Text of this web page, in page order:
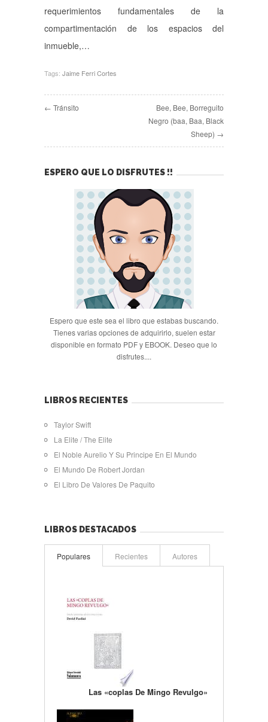
requerimientos fundamentales de la
compartimentación de los espacios del
inmueble,…
Tags: Jaime Ferri Cortes
← Tránsito
Bee, Bee, Borreguito
Negro (baa, Baa, Black
Sheep) →
ESPERO QUE LO DISFRUTES !!
Espero que este sea el libro que estabas buscando.
Tienes varias opciones de adquirirlo, suelen estar
disponible en formato PDF y EBOOK. Deseo que lo
disfrutes....
LIBROS RECIENTES
Taylor Swift
La Elite / The Elite
El Noble Aurelio Y Su Principe En El Mundo
El Mundo De Robert Jordan
El Libro De Valores De Paquito
LIBROS DESTACADOS
Populares Recientes Autores
Las «coplas De Mingo Revulgo»